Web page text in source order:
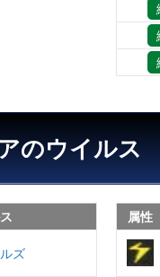
のウイルス
ズ
属性